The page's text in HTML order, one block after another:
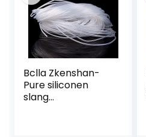
Bclla Zkenshan-
Pure siliconen
slang